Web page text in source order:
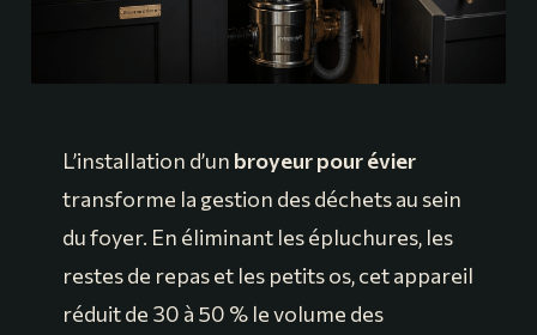
L’installation d’un broyeur pour évier
transforme la gestion des déchets au sein
du foyer. En éliminant les épluchures, les
restes de repas et les petits os, cet appareil
réduit de 30 à 50 % le volume des